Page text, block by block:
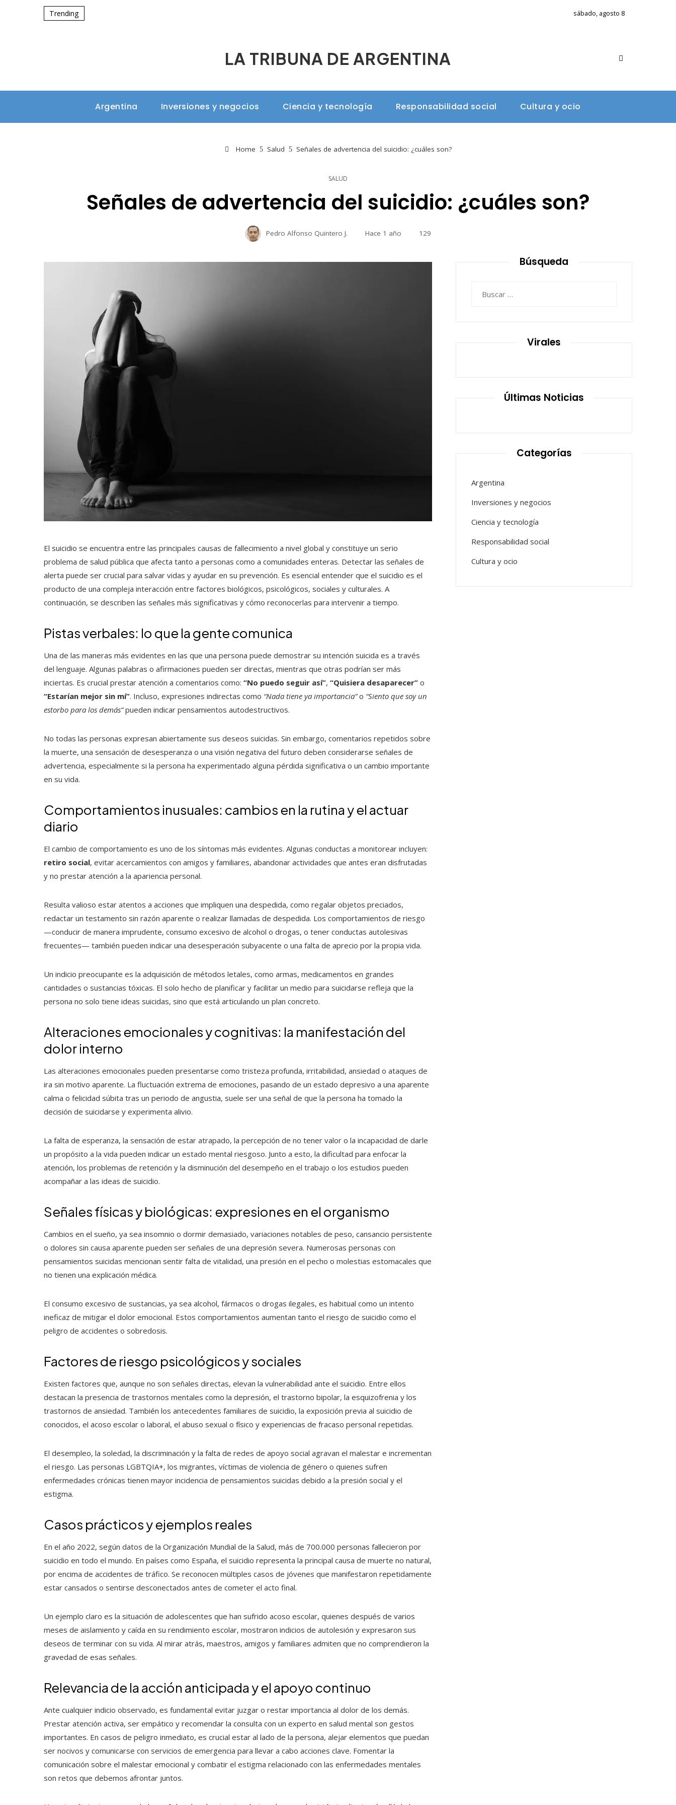
Trending sábado, agosto 8
LA TRIBUNA DE ARGENTINA
Argentina Inversiones y negocios Ciencia y tecnología Responsabilidad social Cultura y ocio
Home Salud Señales de advertencia del suicidio: ¿cuáles son?
SALUD
Señales de advertencia del suicidio: ¿cuáles son?
Pedro Alfonso Quintero J. Hace 1 año 129
El suicidio se encuentra entre las principales causas de fallecimiento a nivel global y constituye un serio
problema de salud pública que afecta tanto a personas como a comunidades enteras. Detectar las señales de
alerta puede ser crucial para salvar vidas y ayudar en su prevención. Es esencial entender que el suicidio es el
producto de una compleja interacción entre factores biológicos, psicológicos, sociales y culturales. A
continuación, se describen las señales más significativas y cómo reconocerlas para intervenir a tiempo.
Pistas verbales: lo que la gente comunica
Una de las maneras más evidentes en las que una persona puede demostrar su intención suicida es a través
del lenguaje. Algunas palabras o afirmaciones pueden ser directas, mientras que otras podrían ser más
inciertas. Es crucial prestar atención a comentarios como: “No puedo seguir así”, “Quisiera desaparecer” o
“Estarían mejor sin mí”. Incluso, expresiones indirectas como “Nada tiene ya importancia”o “Siento que soy un
estorbo para los demás”pueden indicar pensamientos autodestructivos.
No todas las personas expresan abiertamente sus deseos suicidas. Sin embargo, comentarios repetidos sobre
la muerte, una sensación de desesperanza o una visión negativa del futuro deben considerarse señales de
advertencia, especialmente si la persona ha experimentado alguna pérdida significativa o un cambio importante
en su vida.
Comportamientos inusuales: cambios en la rutina y el actuar
diario
El cambio de comportamiento es uno de los síntomas más evidentes. Algunas conductas a monitorear incluyen:
retiro social, evitar acercamientos con amigos y familiares, abandonar actividades que antes eran disfrutadas
y no prestar atención a la apariencia personal.
Resulta valioso estar atentos a acciones que impliquen una despedida, como regalar objetos preciados,
redactar un testamento sin razón aparente o realizar llamadas de despedida. Los comportamientos de riesgo
—conducir de manera imprudente, consumo excesivo de alcohol o drogas, o tener conductas autolesivas
frecuentes— también pueden indicar una desesperación subyacente o una falta de aprecio por la propia vida.
Un indicio preocupante es la adquisición de métodos letales, como armas, medicamentos en grandes
cantidades o sustancias tóxicas. El solo hecho de planificar y facilitar un medio para suicidarse refleja que la
persona no solo tiene ideas suicidas, sino que está articulando un plan concreto.
Alteraciones emocionales y cognitivas: la manifestación del
dolor interno
Las alteraciones emocionales pueden presentarse como tristeza profunda, irritabilidad, ansiedad o ataques de
ira sin motivo aparente. La fluctuación extrema de emociones, pasando de un estado depresivo a una aparente
calma o felicidad súbita tras un periodo de angustia, suele ser una señal de que la persona ha tomado la
decisión de suicidarse y experimenta alivio.
La falta de esperanza, la sensación de estar atrapado, la percepción de no tener valor o la incapacidad de darle
un propósito a la vida pueden indicar un estado mental riesgoso. Junto a esto, la dificultad para enfocar la
atención, los problemas de retención y la disminución del desempeño en el trabajo o los estudios pueden
acompañar a las ideas de suicidio.
Señales físicas y biológicas: expresiones en el organismo
Cambios en el sueño, ya sea insomnio o dormir demasiado, variaciones notables de peso, cansancio persistente
o dolores sin causa aparente pueden ser señales de una depresión severa. Numerosas personas con
pensamientos suicidas mencionan sentir falta de vitalidad, una presión en el pecho o molestias estomacales que
no tienen una explicación médica.
El consumo excesivo de sustancias, ya sea alcohol, fármacos o drogas ilegales, es habitual como un intento
ineficaz de mitigar el dolor emocional. Estos comportamientos aumentan tanto el riesgo de suicidio como el
peligro de accidentes o sobredosis.
Factores de riesgo psicológicos y sociales
Existen factores que, aunque no son señales directas, elevan la vulnerabilidad ante el suicidio. Entre ellos
destacan la presencia de trastornos mentales como la depresión, el trastorno bipolar, la esquizofrenia y los
trastornos de ansiedad. También los antecedentes familiares de suicidio, la exposición previa al suicidio de
conocidos, el acoso escolar o laboral, el abuso sexual o físico y experiencias de fracaso personal repetidas.
El desempleo, la soledad, la discriminación y la falta de redes de apoyo social agravan el malestar e incrementan
el riesgo. Las personas LGBTQIA+, los migrantes, víctimas de violencia de género o quienes sufren
enfermedades crónicas tienen mayor incidencia de pensamientos suicidas debido a la presión social y el
estigma.
Casos prácticos y ejemplos reales
En el año 2022, según datos de la Organización Mundial de la Salud, más de 700.000 personas fallecieron por
suicidio en todo el mundo. En países como España, el suicidio representa la principal causa de muerte no natural,
por encima de accidentes de tráfico. Se reconocen múltiples casos de jóvenes que manifestaron repetidamente
estar cansados o sentirse desconectados antes de cometer el acto final.
Un ejemplo claro es la situación de adolescentes que han sufrido acoso escolar, quienes después de varios
meses de aislamiento y caída en su rendimiento escolar, mostraron indicios de autolesión y expresaron sus
deseos de terminar con su vida. Al mirar atrás, maestros, amigos y familiares admiten que no comprendieron la
gravedad de esas señales.
Relevancia de la acción anticipada y el apoyo continuo
Ante cualquier indicio observado, es fundamental evitar juzgar o restar importancia al dolor de los demás.
Prestar atención activa, ser empático y recomendar la consulta con un experto en salud mental son gestos
importantes. En casos de peligro inmediato, es crucial estar al lado de la persona, alejar elementos que puedan
ser nocivos y comunicarse con servicios de emergencia para llevar a cabo acciones clave. Fomentar la
comunicación sobre el malestar emocional y combatir el estigma relacionado con las enfermedades mentales
son retos que debemos afrontar juntos.
Búsqueda
Virales
Últimas Noticias
Categorías
Argentina
Inversiones y negocios
Ciencia y tecnología
Responsabilidad social
Cultura y ocio